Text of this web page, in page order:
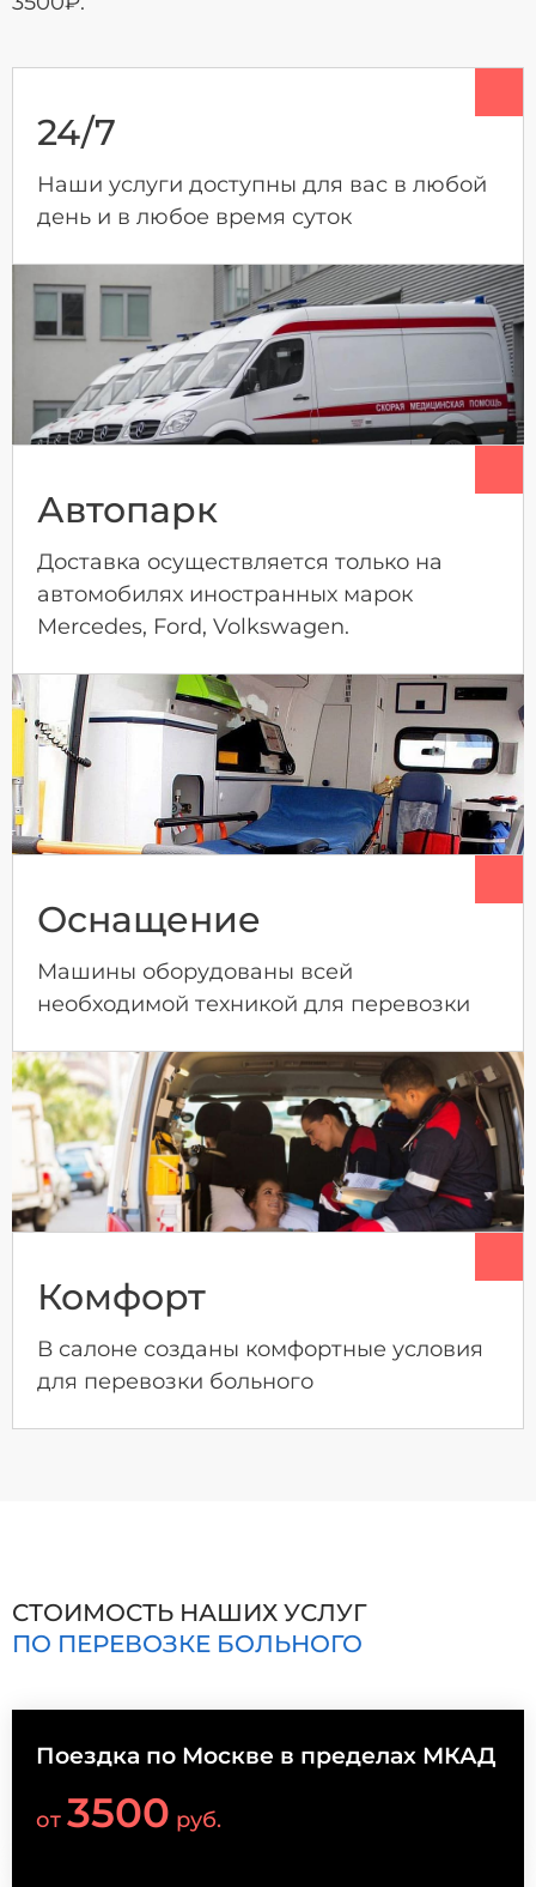
24/7
Наши услуги доступны для вас в любой
день и в любое время суток
Автопарк
Доставка осуществляется только на
автомобилях иностранных марок
Mercedes, Ford, Volkswagen.
Оснащение
Машины оборудованы всей
необходимой техникой для перевозки
Комфорт
В салоне созданы комфортные условия
для перевозки больного
СТОИМОСТЬ НАШИХ УСЛУГ
ПО ПЕРЕВОЗКЕ БОЛЬНОГО
Поездка по Москве в пределах МКАД
от 3500 руб.